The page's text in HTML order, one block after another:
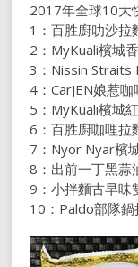
2017年全球10大
1：百胜廚叻沙拉
2：MyKuali檳城
3：Nissin Straits
4：CarJEN娘惹
5：MyKuali檳城
6：百胜廚咖哩拉
7：Nyor Nyar檳
8：出前一丁黑蒜
9：小拌麵古早味
10：Paldo部隊鍋